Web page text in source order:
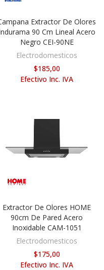
AÑADIR AL CARRITO
Extractor De Olores
90 Cm Lineal Acero
Negro CEI-90NE
Electrodomesticos
$185,00
Efectivo Inc. IVA
AÑADIR AL CARRITO
Extractor De Olores HOME
90cm De Pared Acero
Inoxidable CAM-1051
Electrodomesticos
$175,00
Efectivo Inc. IVA